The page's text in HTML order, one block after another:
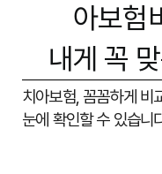
아보험
내게 꼭
치아보험, 꼼꼼하게 비
눈에 확인할 수 있습니